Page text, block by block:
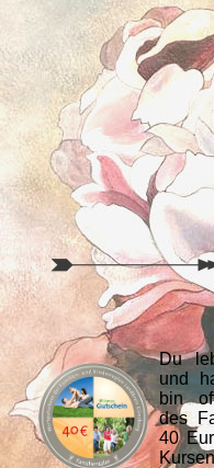
Du
und
bin
des
40